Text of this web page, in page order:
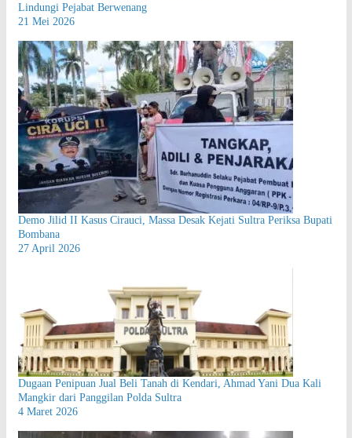
Lindungi Pejabat Berwenang
21 Mei 2026
Demo Jilid II Kasus Cirauci, Massa Desak Kejati Sultra Periksa Bupati
Bombana
27 April 2026
Dugaan Penipuan Jual Beli Tanah di Kendari, Ahmad Yani Dua Kali
Mangkir dari Panggilan Polda Sultra
4 Maret 2026